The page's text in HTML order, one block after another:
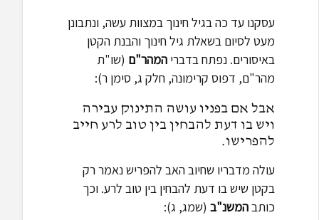
עסקנו עד כה בגיל חינוך במצוות עשה, ונתבונן
מעט לסיום בשאלת גיל חינוך והבנת הקטן
באיסורים. נפתח בדבריהמהר"ם (שו"ת
מהר"ם, דפוס קרימונה, חלק ג, סימן ר):
אבל אם בפניו עושה התינוק עבירה
ויש בו דעת להבחין בין טוב לרע חייב
להפרישו.
עולה מדבריו שחיוב האב להפריש נאמר רק
בקטן שיש בו דעת להבחין בין טוב לרע. וכך
כותבהמשנ"ב (שמג, ג):